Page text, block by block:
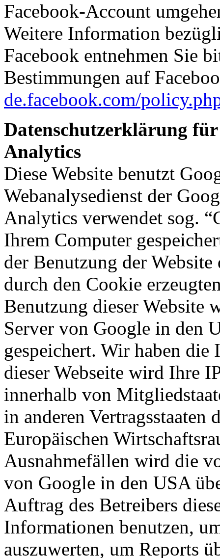
Facebook-Account
Weitere Information
Facebook entnehmen Sie
Bestimmungen auf
de.facebook.com/
Datenschutzerklärung für
Analytics
Diese Website benutzt
Webanalysedienst der
Analytics verwendet sog.
Ihrem Computer
der Benutzung der
durch den Cookie
Benutzung dieser Website
Server von Google in den
gespeichert. Wir haben
dieser Webseite wird Ihre
innerhalb von
in anderen Vertragsstaaten
Europäischen
Ausnahmefällen wird die
von Google in den USA
Auftrag des Betreibers
Informationen benutzen,
auszuwerten, um Reports